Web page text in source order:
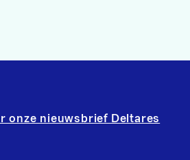
onze nieuwsbrief Deltares